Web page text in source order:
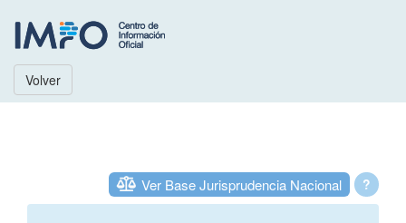
Volver
?
Ver Base Jurisprudencia Nacional